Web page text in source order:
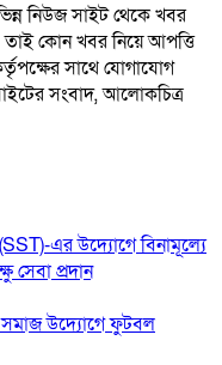
নিউজ সাইট থেকে খবর
তাই কোন খবর নিয়ে আপত্তি
সাথে যোগাযোগ
সংবাদ, আলোকচিত্র
এর উদ্যোগে বিনামূল্যে
সেবা প্রদান
সমাজ উদ্যোগে ফুটবল